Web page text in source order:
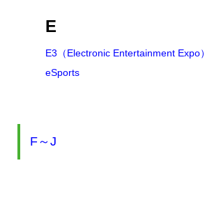
E
E3（Electronic Entertainment Expo）
eSports
F～J